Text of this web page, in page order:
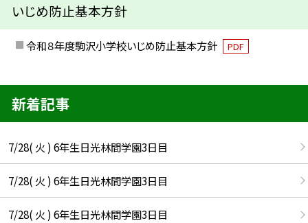
いじめ防止基本方針
令和８年度駒沢小学校いじめ防止基本方針 PDF
新着記事
7/28( 火 ) 6年生日光林間学園3日目
7/28( 火 ) 6年生日光林間学園3日目
7/28( 火 ) 6年生日光林間学園3日目